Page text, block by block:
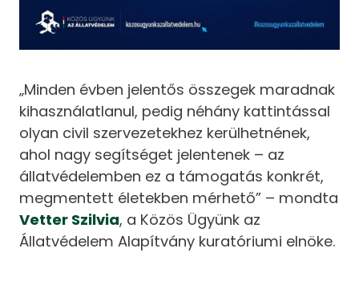
„Minden évben jelentős összegek maradnak
kihasználatlanul, pedig néhány kattintással
olyan civil szervezetekhez kerülhetnének,
ahol nagy segítséget jelentenek – az
állatvédelemben ez a támogatás konkrét,
megmentett életekben mérhető” – mondta
Vetter Szilvia, a Közös Ügyünk az
Állatvédelem Alapítvány kuratóriumi elnöke.